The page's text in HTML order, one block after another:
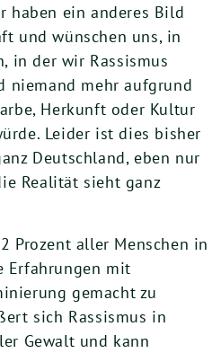
haben ein anderes Bild
und wünschen uns, in
in der wir Rassismus
niemand mehr aufgrund
Herkunft oder Kultur
Leider ist dies bisher
Deutschland, eben nur
Realität sieht ganz
Prozent aller Menschen in
Erfahrungen mit
gemacht zu
sich Rassismus in
Gewalt und kann